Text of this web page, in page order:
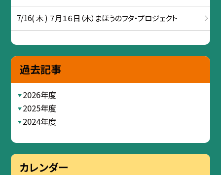
7/16( 木 ) ７月１６日（木）まほうのフタ・プロジェクト
過去記事
2026年度
2025年度
2024年度
カレンダー